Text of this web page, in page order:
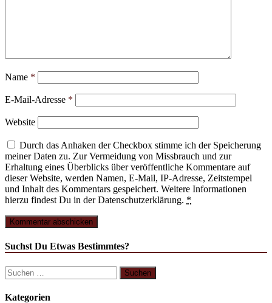
Name *
E-Mail-Adresse *
Website
Durch das Anhaken der Checkbox stimme ich der Speicherung
meiner Daten zu. Zur Vermeidung von Missbrauch und zur
Erhaltung eines Überblicks über veröffentliche Kommentare auf
dieser Website, werden Namen, E-Mail, IP-Adresse, Zeitstempel
und Inhalt des Kommentars gespeichert. Weitere Informationen
hierzu findest Du in der Datenschutzerklärung. *
Suchst Du Etwas Bestimmtes?
Suchen
nach:
Kategorien